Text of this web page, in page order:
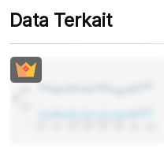
Data Terkait